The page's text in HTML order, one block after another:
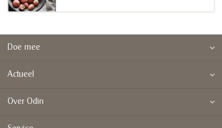
Doe mee
Actueel
Over Odin